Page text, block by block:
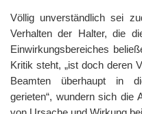
Völlig unverständlich sei
Verhalten der Halter, die
Einwirkungsbereiches
Kritik steht, „ist doch deren
Beamten überhaupt in
gerieten“, wundern sich die